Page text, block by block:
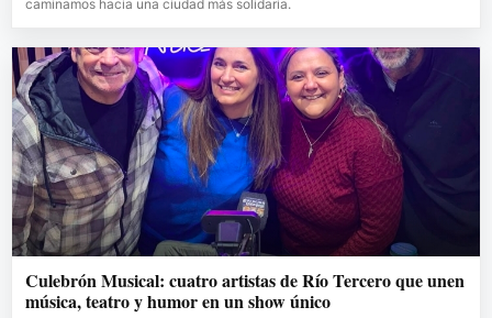
caminamos hacia una ciudad más solidaria.
Culebrón Musical: cuatro artistas de Río Tercero que unen
música, teatro y humor en un show único